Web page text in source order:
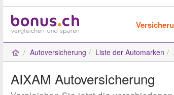
Autoversicherung Liste der Automarken
AIXAM Autoversicherung